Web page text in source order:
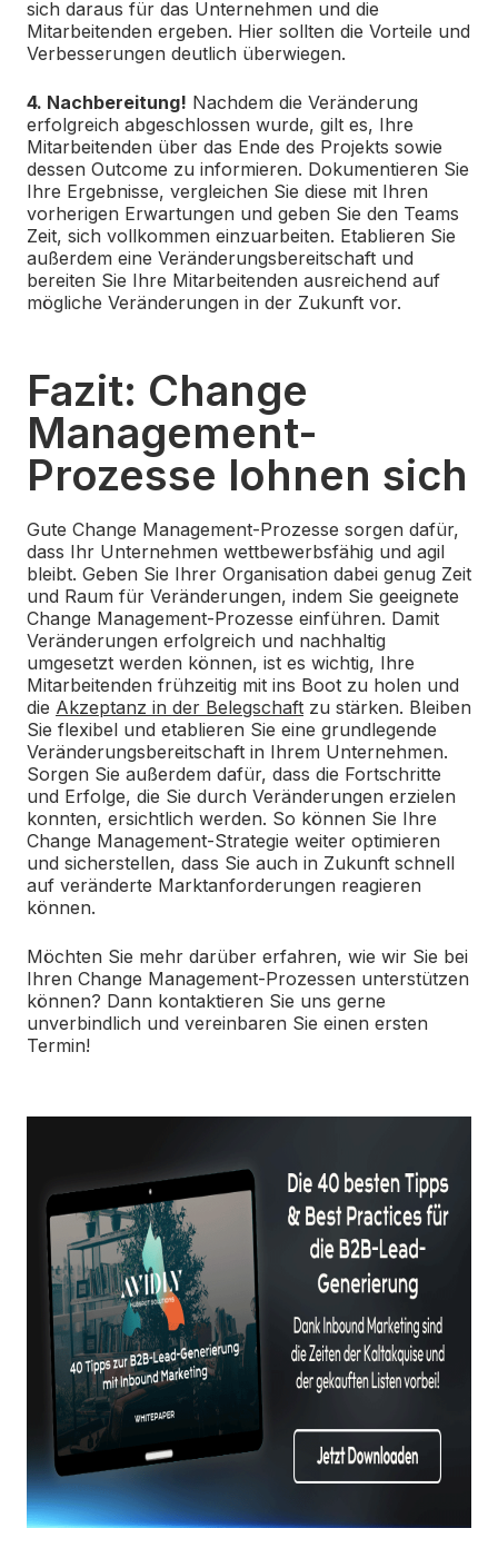
sich daraus für das Unternehmen und die
Mitarbeitenden ergeben. Hier sollten die Vorteile und
Verbesserungen deutlich überwiegen.
4. Nachbereitung! Nachdem die Veränderung
erfolgreich abgeschlossen wurde, gilt es, Ihre
Mitarbeitenden über das Ende des Projekts sowie
dessen Outcome zu informieren. Dokumentieren Sie
Ihre Ergebnisse, vergleichen Sie diese mit Ihren
vorherigen Erwartungen und geben Sie den Teams
Zeit, sich vollkommen einzuarbeiten. Etablieren Sie
außerdem eine Veränderungsbereitschaft und
bereiten Sie Ihre Mitarbeitenden ausreichend auf
mögliche Veränderungen in der Zukunft vor.
Fazit: Change
Management-
Prozesse lohnen sich
Gute Change Management-Prozesse sorgen dafür,
dass Ihr Unternehmen wettbewerbsfähig und agil
bleibt. Geben Sie Ihrer Organisation dabei genug Zeit
und Raum für Veränderungen, indem Sie geeignete
Change Management-Prozesse einführen. Damit
Veränderungen erfolgreich und nachhaltig
umgesetzt werden können, ist es wichtig, Ihre
Mitarbeitenden frühzeitig mit ins Boot zu holen und
die Akzeptanz in der Belegschaft zu stärken. Bleiben
Sie flexibel und etablieren Sie eine grundlegende
Veränderungsbereitschaft in Ihrem Unternehmen.
Sorgen Sie außerdem dafür, dass die Fortschritte
und Erfolge, die Sie durch Veränderungen erzielen
konnten, ersichtlich werden. So können Sie Ihre
Change Management-Strategie weiter optimieren
und sicherstellen, dass Sie auch in Zukunft schnell
auf veränderte Marktanforderungen reagieren
können.
Möchten Sie mehr darüber erfahren, wie wir Sie bei
Ihren Change Management-Prozessen unterstützen
können? Dann kontaktieren Sie uns gerne
unverbindlich und vereinbaren Sie einen ersten
Termin!